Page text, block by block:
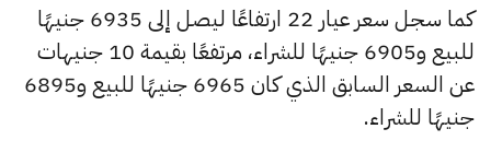
كما سجل سعر عيار 22 ارتفاعًا ليصل إلى 6935 جنيهًا
للبيع و6905 جنيهًا للشراء، مرتفعًا بقيمة 10 جنيهات
عن السعر السابق الذي كان 6965 جنيهًا للبيع و6895
جنيهًا للشراء.